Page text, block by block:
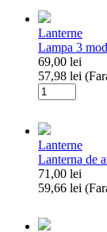
Lanterna
Varta,
Multi
LED
Aluminium
Light,
2C
baterii
incluse
Lanterne
Lampa 3
69,00 lei
57,98 lei
Cantitate
Lampa
moduri
de
utilizare
pentru
exterior
la
Lanterne
Lanterna de
71,00 lei
59,66 lei
Lanterna